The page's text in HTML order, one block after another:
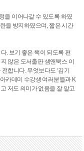
을 이어나갈 수 있도록 하였
을 방지하였으며, 짧은 시간
. 보기 좋은 책이 되도록 편
않은 도서출판 샘앤북스 이
합니다. 무엇보다도 ‘김기
카데미 수강생 여러분들과 K
저도 의미가 없음을 잘 알고